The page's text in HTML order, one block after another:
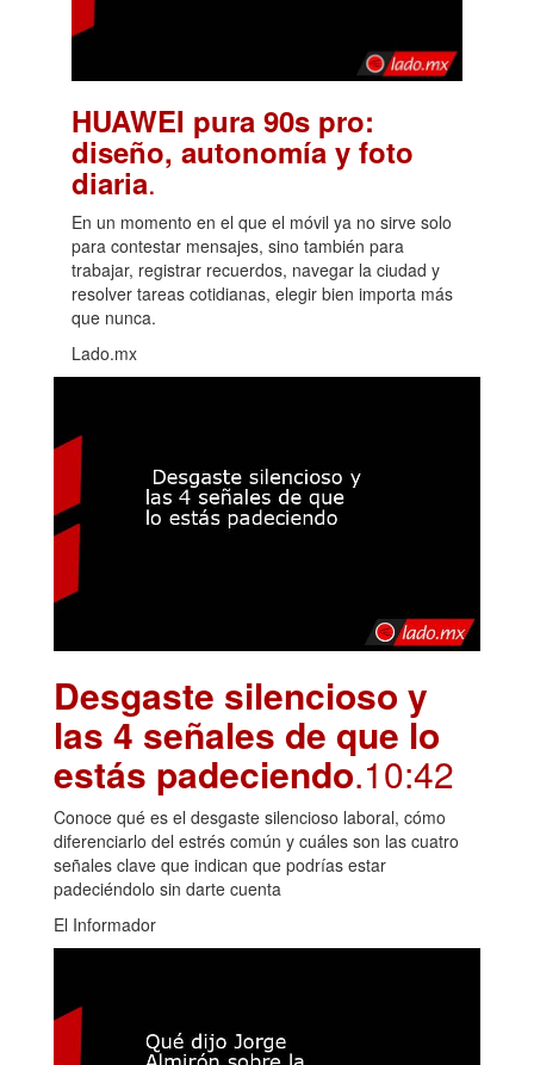
HUAWEI pura 90s pro:
diseño, autonomía y foto
diaria.
En un momento en el que el móvil ya no sirve solo
para contestar mensajes, sino también para
trabajar, registrar recuerdos, navegar la ciudad y
resolver tareas cotidianas, elegir bien importa más
que nunca.
Lado.mx
Desgaste silencioso y
las 4 señales de que lo
estás padeciendo.10:42
Conoce qué es el desgaste silencioso laboral, cómo
diferenciarlo del estrés común y cuáles son las cuatro
señales clave que indican que podrías estar
padeciéndolo sin darte cuenta
El Informador